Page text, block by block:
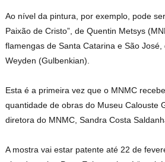
Ao nível da pintura, por exemplo, pode
Paixão de Cristo”, de Quentin Metsys
flamengas de Santa Catarina e São
Weyden (Gulbenkian).
Esta é a primeira vez que o MNMC
quantidade de obras do Museu Calouste
diretora do MNMC, Sandra Costa
A mostra vai estar patente até 22 de